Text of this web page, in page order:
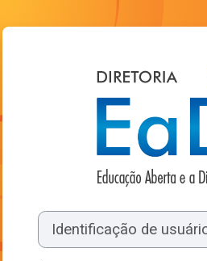
Ir para o conteúdo principal
Identificação de usuário